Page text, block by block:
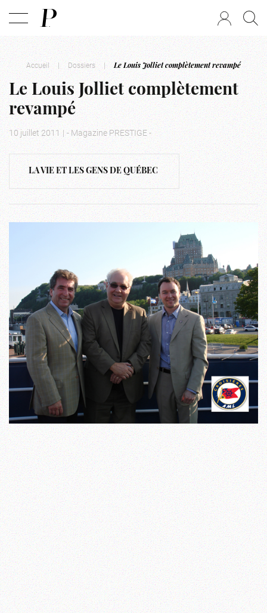
Accueil | Dossiers | Le Louis Jolliet complètement revampé
Le Louis Jolliet complètement
revampé
10 juillet 2011 | - Magazine PRESTIGE -
LA VIE ET LES GENS DE QUÉBEC